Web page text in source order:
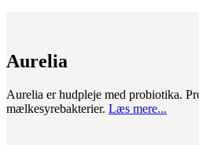
Aurelia
Aurelia er hudpleje med probiotika.
mælkesyrebakterier. Læs mere...